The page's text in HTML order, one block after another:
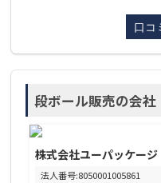
段ボール販売の会社
株式会社ユーパッケージ
法人番号:8050001005861